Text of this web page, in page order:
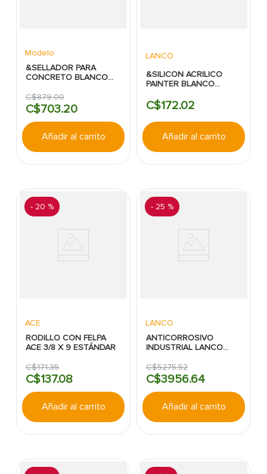
Modelo
&SELLADOR PARA
CONCRETO BLANCO
C$879.00
C$703.20
Añadir al carrito
LANCO
&SILICON ACRILICO
PAINTER BLANCO
C$172.02
Añadir al carrito
- 20 %
ACE
RODILLO CON FELPA
ACE 3/8 X 9 ESTÁNDAR
C$171.35
C$137.08
Añadir al carrito
- 25 %
LANCO
ANTICORROSIVO
INDUSTRIAL LANCO
BRILLANTE INTERMEDIA
C$5275.52
C$3956.64
Añadir al carrito